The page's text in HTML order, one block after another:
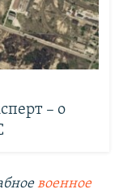
– о
военное